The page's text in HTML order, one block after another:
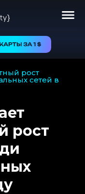
сетей в
рост